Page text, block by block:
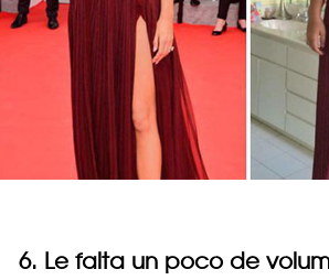
6. Le falta un poco de